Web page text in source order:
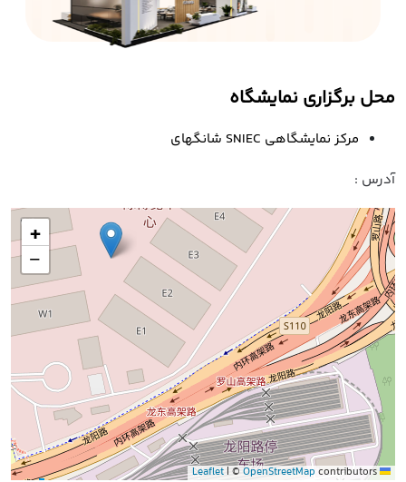
محل برگزاری نمایشگاه
مرکز نمایشگاهی SNIEC شانگهای
آدرس :
+
−
| ©OpenStreetMap contributors